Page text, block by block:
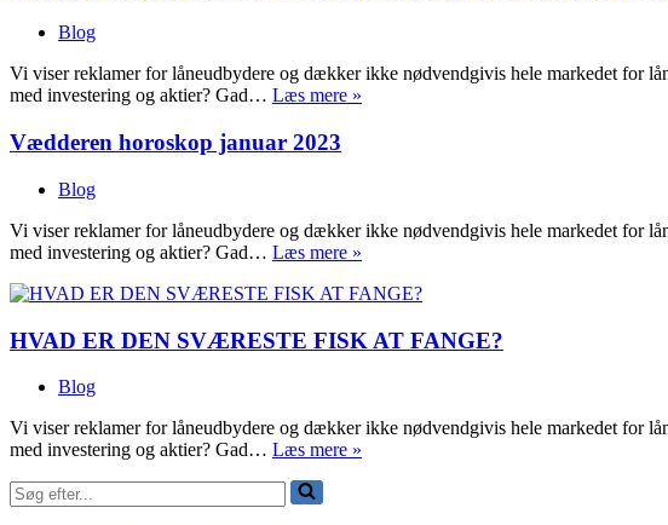
Blog
Vi viser reklamer for låneudbydere og dækker ikke nødvendgivis hele markedet for
med investering og aktier? Gad… Læs mere »
aktier?
Vædderen horoskop januar 2023
Blog
Vi viser reklamer for låneudbydere og dækker ikke nødvendgivis hele markedet for
med investering og aktier? Gad… Læs mere »
bund
investering
HVAD ER DEN SVÆRESTE FISK AT FANGE?
Blog
Vi viser reklamer for låneudbydere og dækker ikke nødvendgivis hele markedet for
med investering og aktier? Gad… Læs mere »
Søg
efter...